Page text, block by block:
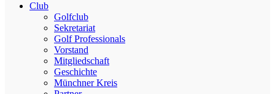
Club
Golfclub
Sekretariat
Golf Professionals
Vorstand
Mitgliedschaft
Geschichte
Münchner Kreis